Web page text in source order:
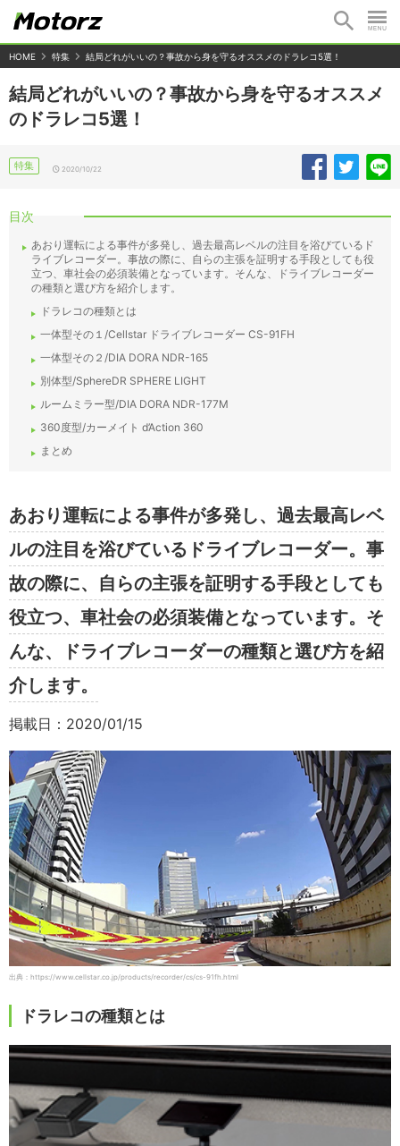
HOME 特集 結局どれがいいの？事故から身を守るオススメのドラレコ5選！
結局どれがいいの？事故から身を守るオススメ
のドラレコ5選！
特集 2020/10/22
目次
あおり運転による事件が多発し、過去最高レベルの注目を浴びているド
ライブレコーダー。事故の際に、自らの主張を証明する手段としても役
立つ、車社会の必須装備となっています。そんな、ドライブレコーダー
の種類と選び方を紹介します。
ドラレコの種類とは
一体型その１/Cellstar ドライブレコーダー CS-91FH
一体型その２/DIA DORA NDR-165
別体型/SphereDR SPHERE LIGHT
ルームミラー型/DIA DORA NDR-177M
360度型/カーメイト d’Action 360
まとめ
あおり運転による事件が多発し、過去最高レベ
ルの注目を浴びているドライブレコーダー。事
故の際に、自らの主張を証明する手段としても
役立つ、車社会の必須装備となっています。そ
んな、ドライブレコーダーの種類と選び方を紹
介します。
掲載日：2020/01/15
出典：https://www.cellstar.co.jp/products/recorder/cs/cs-91fh.html
ドラレコの種類とは